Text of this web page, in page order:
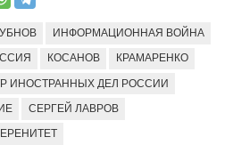
ИНФОРМАЦИОННАЯ ВОЙНА
КОСАНОВ КРАМАРЕНКО
ИНОСТРАННЫХ ДЕЛ РОССИИ
СЕРГЕЙ ЛАВРОВ